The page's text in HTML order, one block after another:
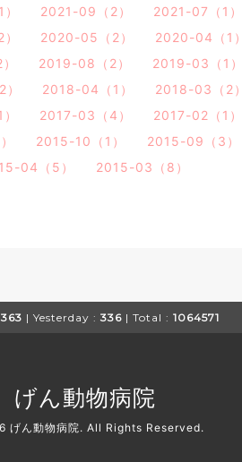
2021-09（2） 2021-07（1）
2020-05（2） 2020-04（1）
2019-08（2） 2019-03（1）
2018-04（1） 2018-03（2）
2017-03（4） 2017-02（1）
2015-10（1） 2015-09（3）
04（5）
2015-03（8）
363 | Yesterday : 336 | Total : 1064571
げん動物病院
げん動物病院. All Rights Reserved.